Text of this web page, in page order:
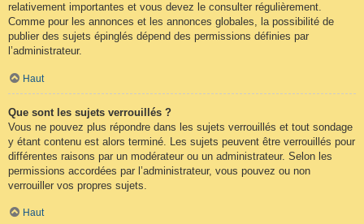
relativement importantes et vous devez le consulter régulièrement.
Comme pour les annonces et les annonces globales, la possibilité de
publier des sujets épinglés dépend des permissions définies par
l’administrateur.
Haut
Que sont les sujets verrouillés ?
Vous ne pouvez plus répondre dans les sujets verrouillés et tout sondage
y étant contenu est alors terminé. Les sujets peuvent être verrouillés pour
différentes raisons par un modérateur ou un administrateur. Selon les
permissions accordées par l’administrateur, vous pouvez ou non
verrouiller vos propres sujets.
Haut